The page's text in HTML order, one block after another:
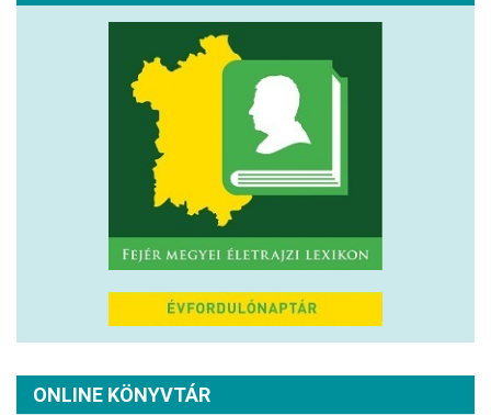
ONLINE KÖNYVTÁR